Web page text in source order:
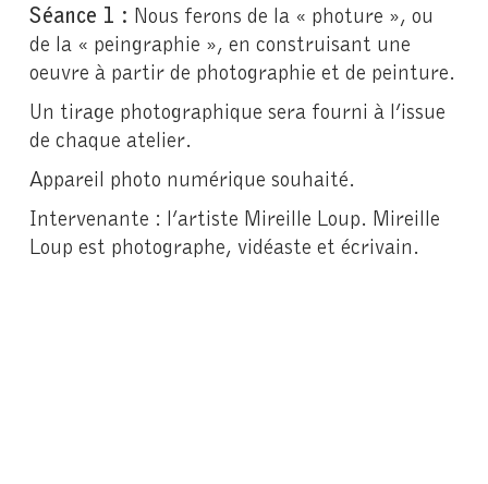
Séance 1 : Nous ferons de la « photure », ou
de la « peingraphie », en construisant une
oeuvre à partir de photographie et de peinture.
Un tirage photographique sera fourni à l’issue
de chaque atelier.
Appareil photo numérique souhaité.
Intervenante : l’artiste Mireille Loup. Mireille
Loup est photographe, vidéaste et écrivain.